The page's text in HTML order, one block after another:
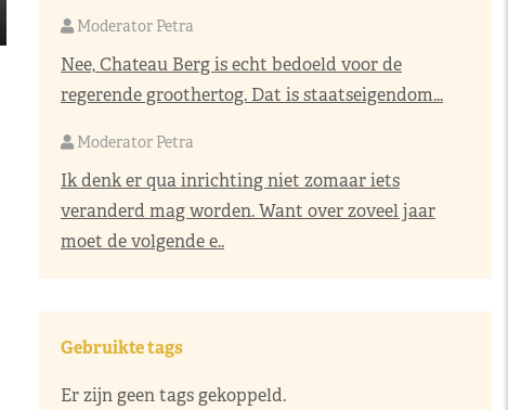
Moderator Petra
Nee, Chateau Berg is echt bedoeld voor de
regerende groothertog. Dat is staatseigendom...
Moderator Petra
Ik denk er qua inrichting niet zomaar iets
veranderd mag worden. Want over zoveel jaar
moet de volgende e..
Gebruikte tags
Er zijn geen tags gekoppeld.